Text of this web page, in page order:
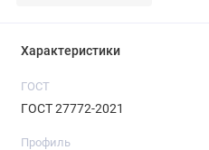
Характеристики
ГОСТ
ГОСТ 27772-2021
Профиль